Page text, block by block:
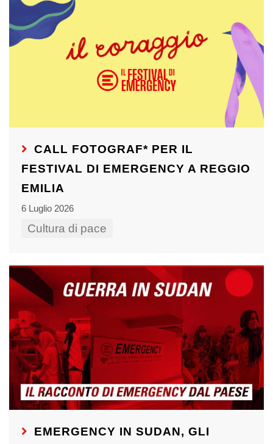
CALL FOTOGRAF* PER IL
FESTIVAL DI EMERGENCY A REGGIO
EMILIA
6 Luglio 2026
Cultura di pace
EMERGENCY IN SUDAN, GLI